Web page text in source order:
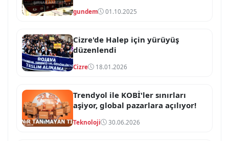
gundem 01.10.2025
Cizre'de Halep için yürüyüş
düzenlendi
Cizre 18.01.2026
Trendyol ile KOBİ'ler sınırları
aşiyor, global pazarlara açılıyor!
Teknoloji 30.06.2026